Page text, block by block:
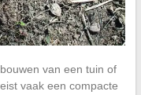
van een tuin of
vaak een compacte